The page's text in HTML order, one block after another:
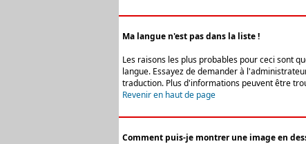
Ma langue n'est pas dans la liste !
Les raisons les plus probables pour ceci sont
langue. Essayez de demander à
traduction. Plus d'informations peuvent être
Revenir en haut de page
Comment puis-je montrer une image en